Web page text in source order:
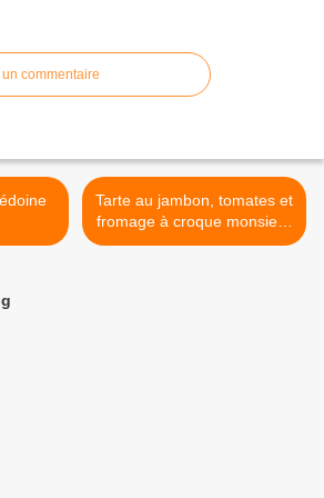
commentaire
Tarte au jambon, tomates et
fromage à croque monsieur
>